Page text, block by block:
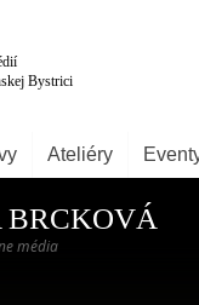
Ateliéry
média